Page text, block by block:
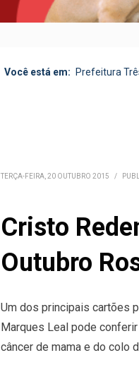
Você está em: Prefeitura
TERÇA-FEIRA, 20 OUTUBRO 2015 /
Cristo
Outubro
Um dos principais cartões
Marques Leal pode
câncer de mama e do colo